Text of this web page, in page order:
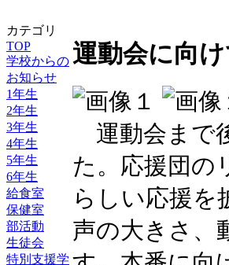
カテゴリ
TOP
学校からの
お知らせ
1年生
2年生
3年生
4年生
5年生
6年生
給食室
保健室
部活動
生徒会
特別支援学
運動会に向
運動会まで
た。応援団の
らしい応援を
声の大きさ、